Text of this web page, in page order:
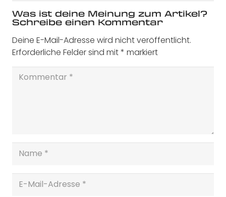
Was ist deine Meinung zum Artikel?
Schreibe einen Kommentar
Deine E-Mail-Adresse wird nicht veröffentlicht.
Erforderliche Felder sind mit* markiert